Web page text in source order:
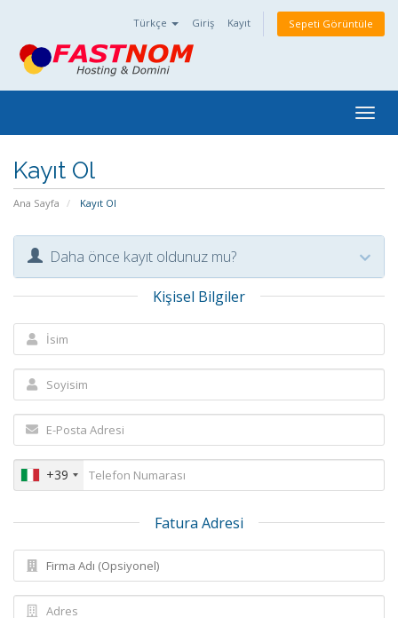
Türkçe Giriş Kayıt Sepeti Görüntüle
Kayıt Ol
Ana Sayfa Kayıt Ol
Daha önce kayıt oldunuz mu?
Kişisel Bilgiler
+39
Fatura Adresi